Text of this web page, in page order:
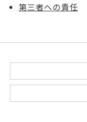
第三者への責任